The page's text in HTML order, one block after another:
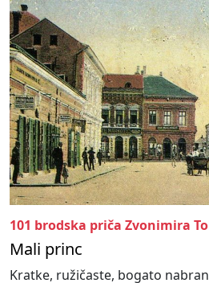
101 brodska priča Zvonimira
Mali princ
Kratke, ružičaste, bogato